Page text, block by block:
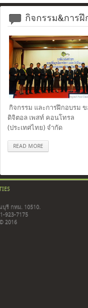
กิจกรรม&การ
กิจกรรม และการฝึกอบรม
ดิจิตอล เพสท์ คอนโทรล
(ประเทศไทย) จำกัด
READ MORE
รี กทม. 10510.
923-7175
2016